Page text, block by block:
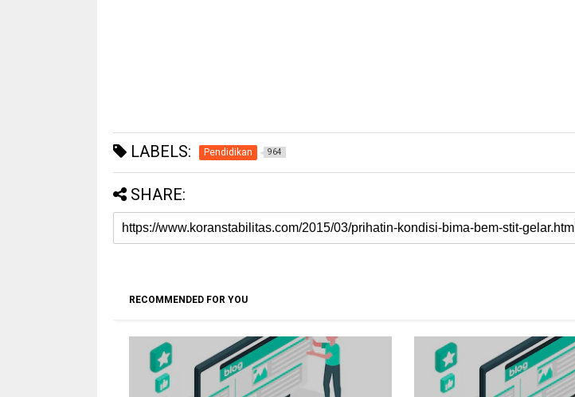
LABELS: Pendidikan 964
SHARE:
RECOMMENDED FOR YOU